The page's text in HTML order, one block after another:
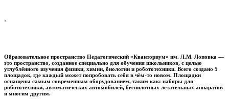
.
Образовательное пространство Педагогический «Кванториум» им. Л.М. Лоповка —
это пространство, созданное специально для обучения школьников, с целью
углублённого изучения физики, химии, биологии и робототехники. Всего создано 5
площадок, где каждый может попробовать себя в чём-то новом. Площадки
оснащены самым современным оборудованием, таким как: наборы для
робототехники, автоматических автомобилей, беспилотных летательных аппаратов
и многим другим.